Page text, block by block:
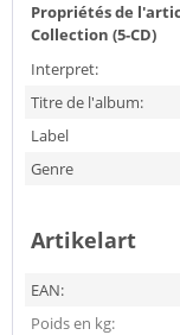
Propriétés de
Collection (5-CD)
Interpret:
Titre de l'album:
Label
Genre
Artikelart
EAN:
Poids en kg: